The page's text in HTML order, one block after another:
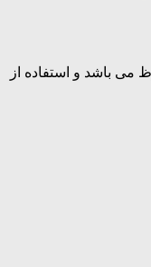
باشد و استفاده از